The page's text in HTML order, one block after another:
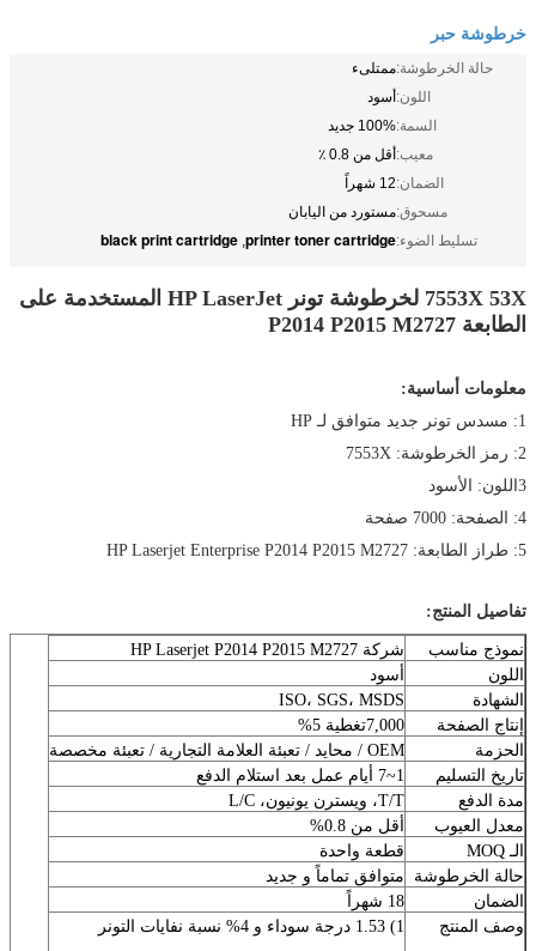
خرطوشة حبر
حالة الخرطوشة:ممتلىء
اللون:أسود
السمة:100% جديد
معيب:أقل من 0.8 ٪
الضمان:12 شهراً
مسحوق:مستورد من اليابان
تسليط الضوء:printer toner cartridge
,
black print cartridge
7553X 53X لخرطوشة تونر HP LaserJet المستخدمة على
الطابعة P2014 P2015 M2727
معلومات أساسية:
1: مسدس تونر جديد متوافق لـ HP
2: رمز الخرطوشة: 7553X
3اللون: الأسود
4: الصفحة: 7000 صفحة
5: طراز الطابعة: HP Laserjet Enterprise P2014 P2015 M2727
تفاصيل المنتج:
نموذج مناسب
شركة HP Laserjet P2014 P2015 M2727
اللون
أسود
الشهادة
ISO، SGS، MSDS
إنتاج الصفحة
7,000تغطية 5%
الحزمة
OEM / محايد / تعبئة العلامة التجارية / تعبئة مخصصة
تاريخ التسليم
1~7 أيام عمل بعد استلام الدفع
مدة الدفع
T/T، ويسترن يونيون، L/C
معدل العيوب
أقل من 0.8%
الـ MOQ
قطعة واحدة
حالة الخرطوشة
متوافق تماماً و جديد
الضمان
18 شهراً
وصف المنتج
1) 1.53 درجة سوداء و 4% نسبة نفايات التونر